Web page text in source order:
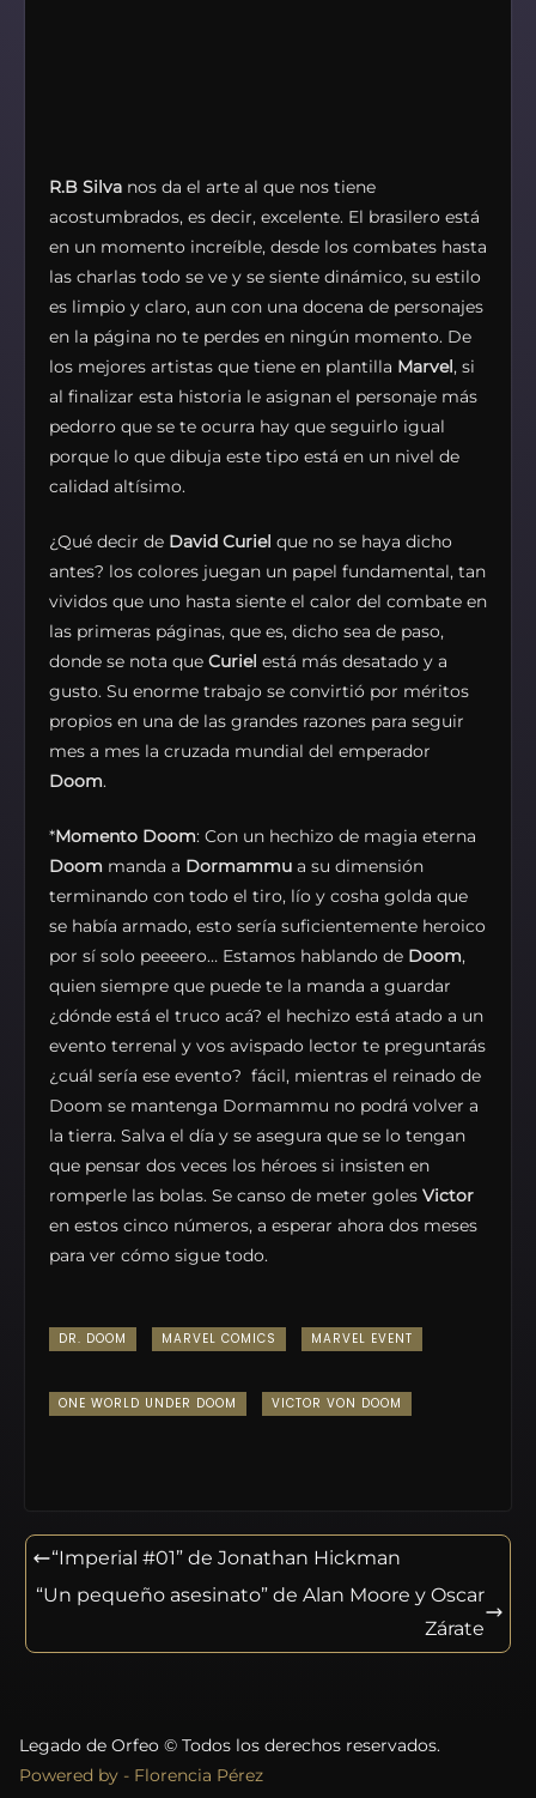
R.B Silva nos da el arte al que nos tiene
acostumbrados, es decir, excelente. El brasilero está
en un momento increíble, desde los combates hasta
las charlas todo se ve y se siente dinámico, su estilo
es limpio y claro, aun con una docena de personajes
en la página no te perdes en ningún momento. De
los mejores artistas que tiene en plantilla Marvel, si
al finalizar esta historia le asignan el personaje más
pedorro que se te ocurra hay que seguirlo igual
porque lo que dibuja este tipo está en un nivel de
calidad altísimo.
¿Qué decir de David Curiel que no se haya dicho
antes? los colores juegan un papel fundamental, tan
vividos que uno hasta siente el calor del combate en
las primeras páginas, que es, dicho sea de paso,
donde se nota que Curiel está más desatado y a
gusto. Su enorme trabajo se convirtió por méritos
propios en una de las grandes razones para seguir
mes a mes la cruzada mundial del emperador
Doom.
*Momento Doom: Con un hechizo de magia eterna
Doom manda a Dormammu a su dimensión
terminando con todo el tiro, lío y cosha golda que
se había armado, esto sería suficientemente heroico
por sí solo peeeero… Estamos hablando de Doom,
quien siempre que puede te la manda a guardar
¿dónde está el truco acá? el hechizo está atado a un
evento terrenal y vos avispado lector te preguntarás
¿cuál sería ese evento? fácil, mientras el reinado de
Doom se mantenga Dormammu no podrá volver a
la tierra. Salva el día y se asegura que se lo tengan
que pensar dos veces los héroes si insisten en
romperle las bolas. Se canso de meter goles Victor
en estos cinco números, a esperar ahora dos meses
para ver cómo sigue todo.
DR. DOOM MARVEL COMICS MARVEL EVENT
ONE WORLD UNDER DOOM VICTOR VON DOOM
“Imperial #01” de Jonathan Hickman
“Un pequeño asesinato” de Alan Moore y Oscar
Zárate
Legado de Orfeo © Todos los derechos reservados.
Powered by - Florencia Pérez